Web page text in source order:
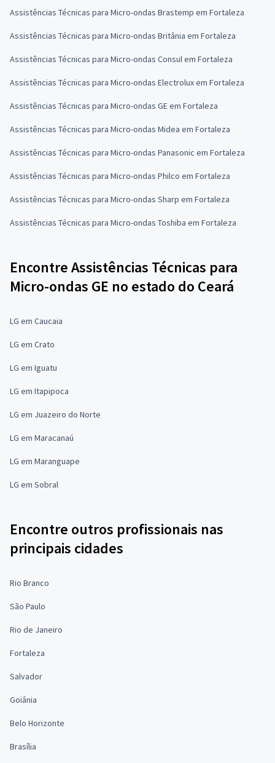
Assistências Técnicas para Micro-ondas Brastemp em Fortaleza
Assistências Técnicas para Micro-ondas Britânia em Fortaleza
Assistências Técnicas para Micro-ondas Consul em Fortaleza
Assistências Técnicas para Micro-ondas Electrolux em Fortaleza
Assistências Técnicas para Micro-ondas GE em Fortaleza
Assistências Técnicas para Micro-ondas Midea em Fortaleza
Assistências Técnicas para Micro-ondas Panasonic em Fortaleza
Assistências Técnicas para Micro-ondas Philco em Fortaleza
Assistências Técnicas para Micro-ondas Sharp em Fortaleza
Assistências Técnicas para Micro-ondas Toshiba em Fortaleza
Encontre Assistências Técnicas para
Micro-ondas GE no estado do Ceará
LG em Caucaia
LG em Crato
LG em Iguatu
LG em Itapipoca
LG em Juazeiro do Norte
LG em Maracanaú
LG em Maranguape
LG em Sobral
Encontre outros profissionais nas
principais cidades
Rio Branco
São Paulo
Rio de Janeiro
Fortaleza
Salvador
Goiânia
Belo Horizonte
Brasília